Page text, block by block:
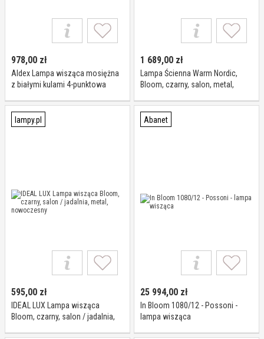
978,00 zł
Aldex Lampa wisząca mosiężna
z białymi kulami 4-punktowa
1 689,00 zł
Lampa Ścienna Warm Nordic,
Bloom, czarny, salon, metal,
lampy.pl
595,00 zł
IDEAL LUX Lampa wisząca
Bloom, czarny, salon / jadalnia,
Abanet
25 994,00 zł
In Bloom 1080/12 - Possoni -
lampa wisząca